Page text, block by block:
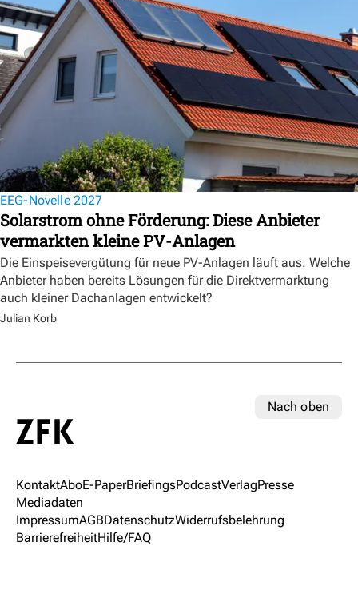
EEG-Novelle 2027
Solarstrom ohne Förderung: Diese Anbieter
vermarkten kleine PV-Anlagen
Die Einspeisevergütung für neue PV-Anlagen läuft aus. Welche
Anbieter haben bereits Lösungen für die Direktvermarktung
auch kleiner Dachanlagen entwickelt?
Julian Korb
Nach oben
KontaktAboE-PaperBriefingsPodcastVerlagPresse
Mediadaten
ImpressumAGBDatenschutzWiderrufsbelehrung
BarrierefreiheitHilfe/FAQ